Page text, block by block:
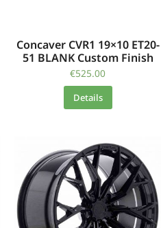
Concaver CVR1 19×10 ET20-
51 BLANK Custom Finish
€525.00
Details